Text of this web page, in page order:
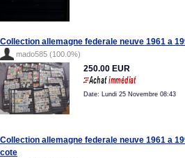
Collection allemagne federale neuve 1961 a
mado585 (100.0%)
250.00 EUR
Date: Lundi 25 Novembre 08:43
Collection allemagne federale neuve 1961 a
cote